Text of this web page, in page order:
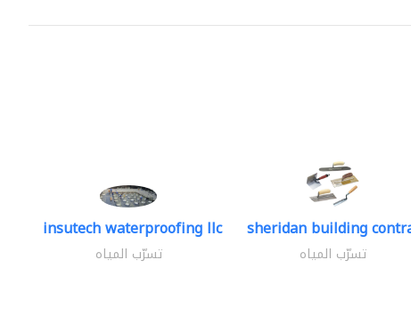
insutech waterproofing llc
تسرّب المياه
sheridan building
تسرّب المياه